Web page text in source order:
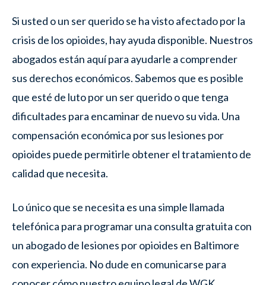
Si usted o un ser querido se ha visto afectado por la
crisis de los opioides, hay ayuda disponible. Nuestros
abogados están aquí para ayudarle a comprender
sus derechos económicos. Sabemos que es posible
que esté de luto por un ser querido o que tenga
dificultades para encaminar de nuevo su vida. Una
compensación económica por sus lesiones por
opioides puede permitirle obtener el tratamiento de
calidad que necesita.
Lo único que se necesita es una simple llamada
telefónica para programar una consulta gratuita con
un abogado de lesiones por opioides en Baltimore
con experiencia. No dude en comunicarse para